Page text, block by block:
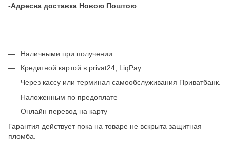
-Адресна доставка Новою Поштою
Наличными при получении.
Кредитной картой в privat24, LiqPay.
Через кассу или терминал самообслуживания Приватбанк.
Наложенным по предоплате
Онлайн перевод на карту
Гарантия действует пока на товаре не вскрыта защитная
пломба.